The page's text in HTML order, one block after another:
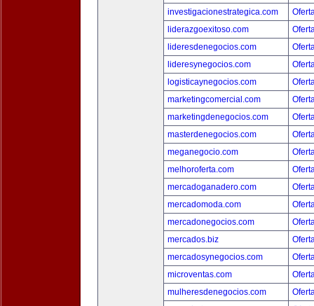
investigacionestrategica.com
liderazgoexitoso.com
lideresdenegocios.com
lideresynegocios.com
logisticaynegocios.com
marketingcomercial.com
marketingdenegocios.com
masterdenegocios.com
meganegocio.com
melhoroferta.com
mercadoganadero.com
mercadomoda.com
mercadonegocios.com
mercados.biz
mercadosynegocios.com
microventas.com
mulheresdenegocios.com